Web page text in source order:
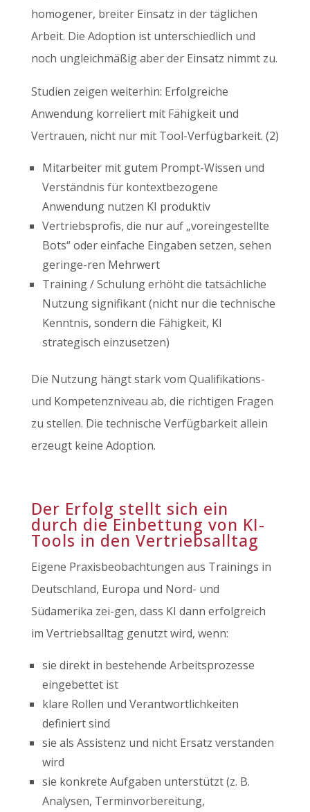
homogener, breiter Einsatz in der täglichen
Arbeit. Die Adoption ist unterschiedlich und
noch ungleichmäßig aber der Einsatz nimmt zu.
Studien zeigen weiterhin: Erfolgreiche
Anwendung korreliert mit Fähigkeit und
Vertrauen, nicht nur mit Tool-Verfügbarkeit. (2)
Mitarbeiter mit gutem Prompt-Wissen und
Verständnis für kontextbezogene
Anwendung nutzen KI produktiv
Vertriebsprofis, die nur auf „voreingestellte
Bots“ oder einfache Eingaben setzen, sehen
geringe-ren Mehrwert
Training / Schulung erhöht die tatsächliche
Nutzung signifikant (nicht nur die technische
Kenntnis, sondern die Fähigkeit, KI
strategisch einzusetzen)
Die Nutzung hängt stark vom Qualifikations-
und Kompetenzniveau ab, die richtigen Fragen
zu stellen. Die technische Verfügbarkeit allein
erzeugt keine Adoption.
Der Erfolg stellt sich ein
durch die Einbettung von KI-
Tools in den Vertriebsalltag
Eigene Praxisbeobachtungen aus Trainings in
Deutschland, Europa und Nord- und
Südamerika zei-gen, dass KI dann erfolgreich
im Vertriebsalltag genutzt wird, wenn:
sie direkt in bestehende Arbeitsprozesse
eingebettet ist
klare Rollen und Verantwortlichkeiten
definiert sind
sie als Assistenz und nicht Ersatz verstanden
wird
sie konkrete Aufgaben unterstützt (z. B.
Analysen, Terminvorbereitung,